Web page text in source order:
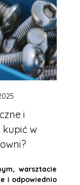
i
w
warsztacie
i odpowiednio